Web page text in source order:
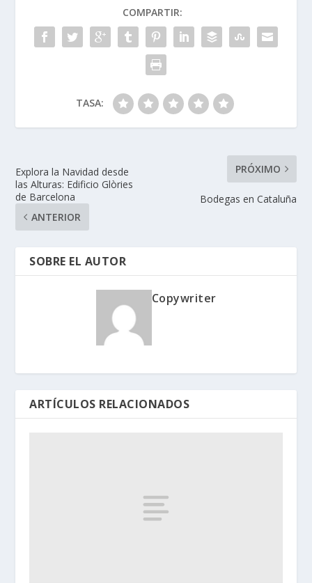
COMPARTIR:
TASA:
Explora la Navidad desde
las Alturas: Edificio Glòries
de Barcelona
ANTERIOR
PRÓXIMO
Bodegas en Cataluña
SOBRE EL AUTOR
Copywriter
ARTÍCULOS RELACIONADOS